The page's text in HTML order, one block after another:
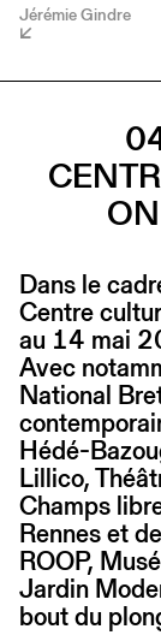
Jérémie Gindre
Dans le
Centre
au 14 mai
Avec
National
Hédé-
Lillico,
Champs
Rennes et
ROOP,
Jardin
bout du